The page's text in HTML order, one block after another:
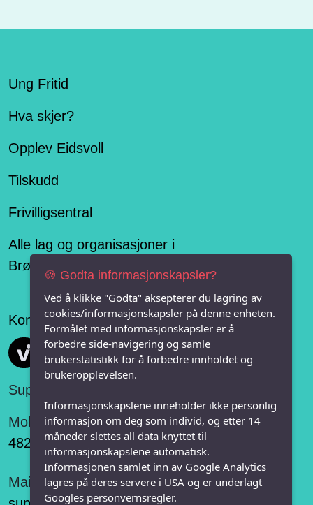
Ung Fritid
Hva skjer?
Opplev Eidsvoll
Tilskudd
Frivilligsentral
Alle lag og organisasjoner i
Brønnøysundregisteret
Konseptet er levert av
Vi FRITID
Support:
Mobil:
482 75 848
Mail:
🍪 Godta informasjonskapsler?
Ved å klikke "Godta" aksepterer du lagring av
cookies/informasjonskapsler på denne enheten.
Formålet med informasjonskapsler er å
forbedre side-navigering og samle
brukerstatistikk for å forbedre innholdet og
brukeropplevelsen.
Informasjonskapslene inneholder ikke personlig
informasjon om deg som individ, og etter 14
måneder slettes all data knyttet til
informasjonskapslene automatisk.
Informasjonen samlet inn av Google Analytics
lagres på deres servere i USA og er underlagt
Googles personvernsregler.